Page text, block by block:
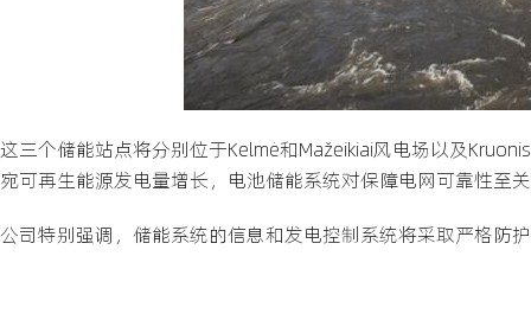
这三个储能站点将分别位于Kelmė和Mažeikiai风电场以及
宛可再生能源发电量增长，电池储能系统对保障电网可靠性至
公司特别强调，储能系统的信息和发电控制系统将采取严格防